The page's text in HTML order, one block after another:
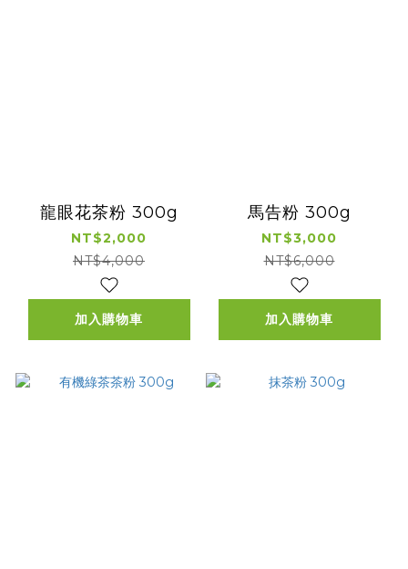
龍眼花茶粉 300g
NT$2,000
NT$4,000
加入購物車
馬告粉 300g
NT$3,000
NT$6,000
加入購物車